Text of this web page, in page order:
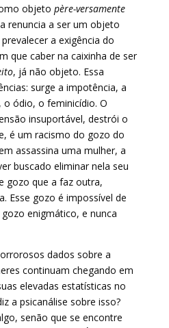
objeto père-versamente
renuncia a ser um objeto
a exigência do
que caber na caixinha de ser
, já não objeto. Essa
surge a impotência, a
o ódio, o feminicídio. O
insuportável, destrói o
é um racismo do gozo do
assassina uma mulher, a
buscado eliminar nela seu
gozo que a faz outra,
Esse gozo é impossível de
enigmático, e nunca
dados sobre a
continuam chegando em
elevadas estatísticas no
a psicanálise sobre isso?
senão que se encontre